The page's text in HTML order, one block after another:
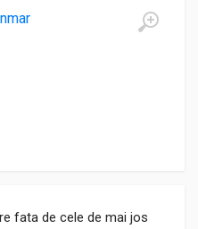
fata de cele de mai jos